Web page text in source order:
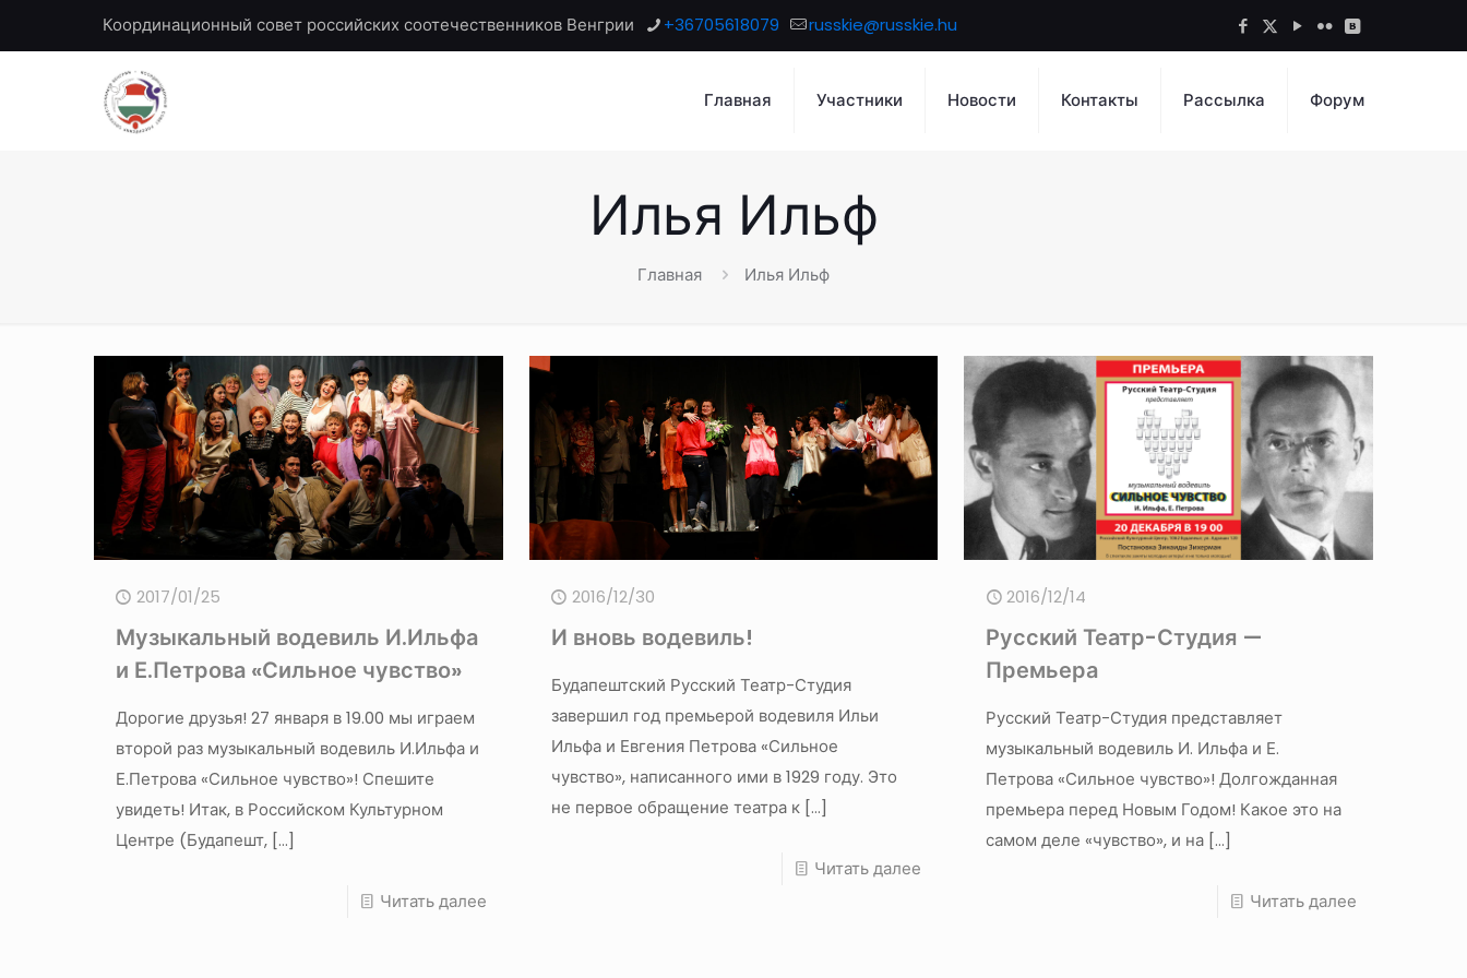
Координационный совет российских соотечественников Венгрии +36705618079 russkie@russkie.hu
Главная Участники Новости Контакты Рассылка Форум
Илья Ильф
Главная Илья Ильф
2017/01/25
Музыкальный водевиль И.Ильфа
и Е.Петрова «Сильное чувство»
Дорогие друзья! 27 января в 19.00 мы играем
второй раз музыкальный водевиль И.Ильфа и
Е.Петрова «Сильное чувство»! Спешите
увидеть! Итак, в Российском Культурном
Центре (Будапешт,[…]
Читать далее
2016/12/30
И вновь водевиль!
Будапештский Русский Театр-Студия
завершил год премьерой водевиля Ильи
Ильфа и Евгения Петрова «Сильное
чувство», написанного ими в 1929 году. Это
не первое обращение театра к[…]
Читать далее
2016/12/14
Русский Театр-Студия —
Премьера
Русский Театр-Студия представляет
музыкальный водевиль И. Ильфа и Е.
Петрова «Сильное чувство»! Долгожданная
премьера перед Новым Годом! Какое это на
самом деле «чувство», и на […]
Читать далее